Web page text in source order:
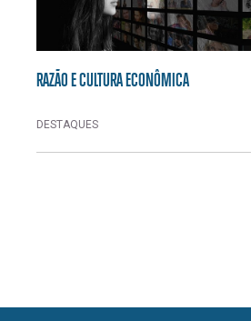
RAZÃO E CULTURA ECONÔMICA
DESTAQUES